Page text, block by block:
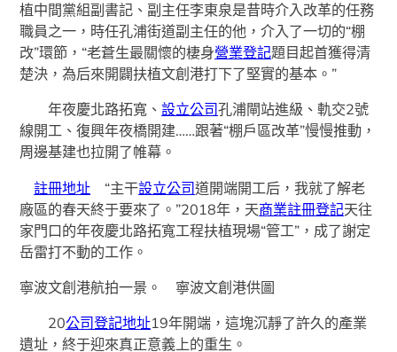
植中間黨組副書記、副主任李東泉是昔時介入改革的任務
職員之一，時任孔浦街道副主任的他，介入了一切的“棚
改”環節，“老蒼生最關懷的棲身營業登記題目起首獲得清
楚決，為后來開闢扶植文創港打下了堅實的基本。”
年夜慶北路拓寬、設立公司孔浦閘站進級、軌交2號
線開工、復興年夜橋開建……跟著“棚戶區改革”慢慢推動，
周邊基建也拉開了帷幕。
註冊地址 “主干設立公司道開端開工后，我就了解老
廠區的春天終于要來了。”2018年，天商業註冊登記天往
家門口的年夜慶北路拓寬工程扶植現場“管工”，成了謝定
岳雷打不動的工作。
寧波文創港航拍一景。 寧波文創港供圖
20公司登記地址19年開端，這塊沉靜了許久的產業
遺址，終于迎來真正意義上的重生。